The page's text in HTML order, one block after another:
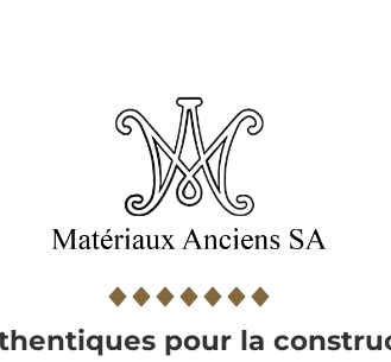
pour la